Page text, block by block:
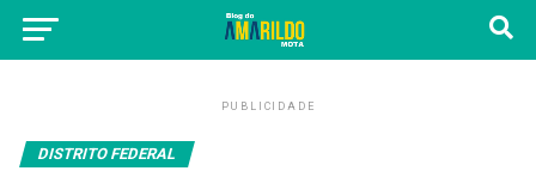
PUBLICIDADE
DISTRITO FEDERAL